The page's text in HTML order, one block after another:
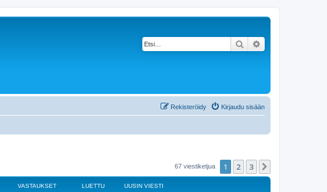
Etsi
Kirjaudu sisään
Rekisteröidy
67 viestiketjua 1 2 3
VASTAUKSET LUETTU UUSIN VIESTI